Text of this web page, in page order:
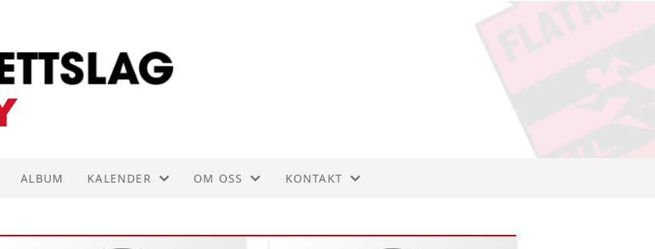
ALBUM KALENDER OM OSS KONTAKT